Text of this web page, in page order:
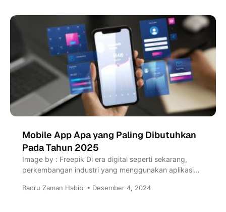
Mobile App Apa yang Paling Dibutuhkan
Pada Tahun 2025
Image by : Freepik Di era digital seperti sekarang,
perkembangan industri yang menggunakan aplikasi
Badru Zaman Habibi • Desember 4, 2024